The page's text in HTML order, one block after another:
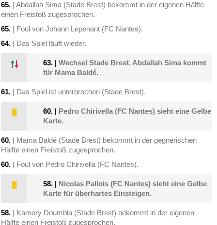
65. | Abdallah Sima (Stade Brest) bekommt in der eigenen Hälfte
einen Freistoß zugesprochen.
65. | Foul von Johann Lepenant (FC Nantes).
64. | Das Spiel läuft wieder.
63. |Wechsel Stade Brest. Abdallah Sima kommt
für Mama Baldé.
61. | Das Spiel ist unterbrochen (Stade Brest).
60. | Pedro Chirivella (FC Nantes) sieht eine Gelbe
Karte.
60. | Mama Baldé (Stade Brest) bekommt in der gegnerischen
Hälfte einen Freistoß zugesprochen.
60. | Foul von Pedro Chirivella (FC Nantes).
58. | Nicolas Pallois (FC Nantes) sieht eine Gelbe
Karte für überhartes Einsteigen.
58. | Kamory Doumbia (Stade Brest) bekommt in der eigenen
Hälfte einen Freistoß zugesprochen.